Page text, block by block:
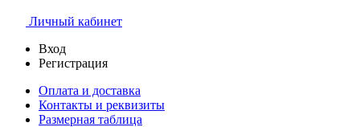
Личный кабинет
Вход
Регистрация
Оплата и доставка
Контакты и реквизиты
Размерная таблица